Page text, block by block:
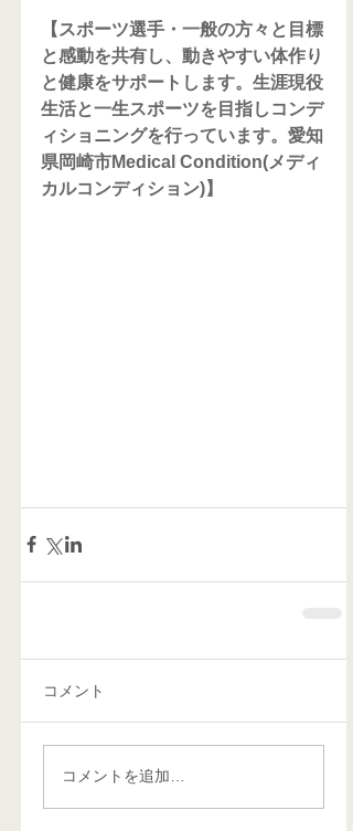
【スポーツ選手・一般の方々と目標
と感動を共有し、動きやすい体作り
と健康をサポートします。生涯現役
生活と一生スポーツを目指しコンデ
ィショニングを行っています。愛知
県岡崎市Medical Condition(メディ
カルコンディション)】
コメント
コメントを追加…